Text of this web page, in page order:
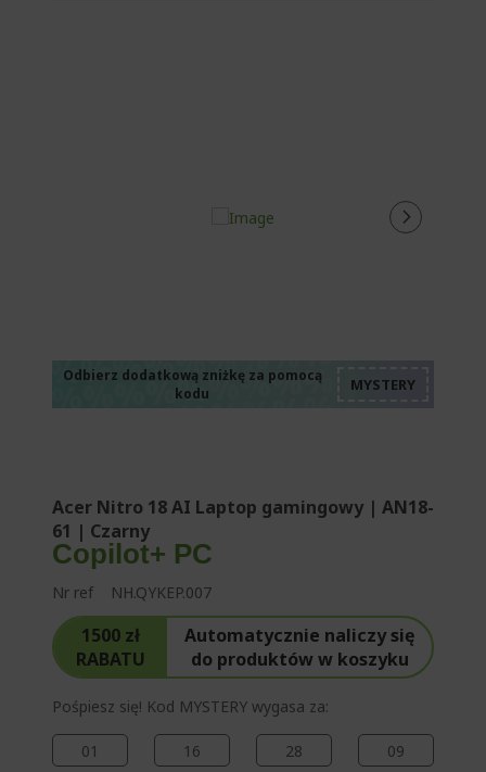
Odbierz dodatkową zniżkę za pomocą
kodu
Acer Nitro 18 AI Laptop gamingowy | AN18-
61 | Czarny
Copilot+ PC
Nr ref NH.QYKEP.007
1500 zł
RABATU
Automatycznie naliczy się
do produktów w koszyku
Pośpiesz się! Kod MYSTERY wygasa za:
01 16 28 09